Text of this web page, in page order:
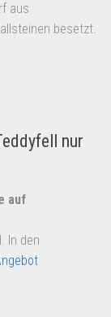
aus
besetzt.
nur
auf
In den